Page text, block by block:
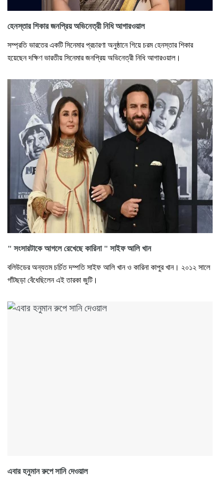
হেনস্তার শিকার জনপ্রিয় অভিনেত্রী নিধি আগারওয়াল
সম্প্রতি ভারতের একটি সিনেমার প্রচারণা অনুষ্ঠানে গিয়ে চরম হেনস্তার শিকার
হয়েছেন দক্ষিণ ভারতীয় সিনেমার জনপ্রিয় অভিনেত্রী নিধি আগারওয়াল।
" সংসারটাকে আগলে রেখেছে কারিনা " সাইফ আলি খান
বলিউডের অন্যতম চর্চিত দম্পতি সাইফ আলি খান ও কারিনা কাপুর খান। ২০১২ সালে
গাঁটছড়া বেঁধেছিলেন এই তারকা জুটি।
এবার হনুমান রুপে সানি দেওয়াল